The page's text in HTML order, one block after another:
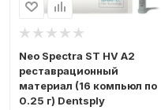
Neo Spectra ST HV A2
реставрационный
материал (16 компьюл по
0.25 г) Dentsply